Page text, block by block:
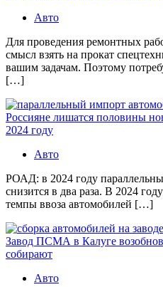
Авто
Для проведения ремонтных
смысл взять на прокат
вашим задачам. Поэтому
[…]
Россияне лишатся половины
2024 году
Авто
РОАД: в 2024 году
снизится в два раза. В 2024
темпы ввоза автомобилей […]
Завод ПСМА в Калуге
собирают
Авто